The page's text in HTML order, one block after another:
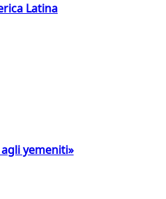
Latina
agli yemeniti»